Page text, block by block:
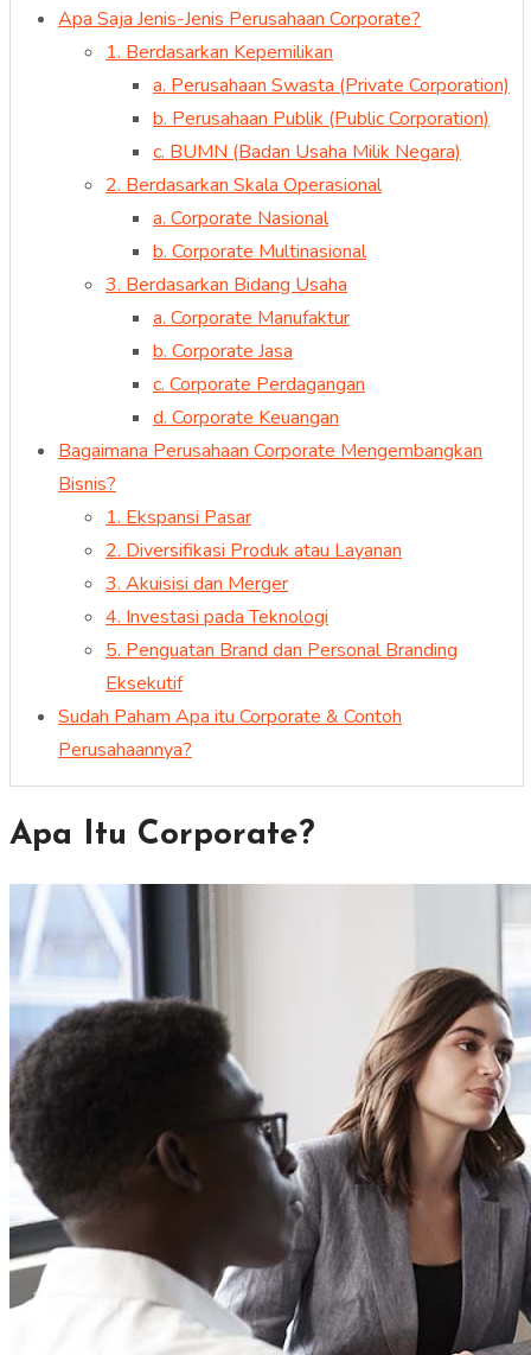
Apa Saja Jenis-Jenis Perusahaan Corporate?
1. Berdasarkan Kepemilikan
a. Perusahaan Swasta (Private Corporation)
b. Perusahaan Publik (Public Corporation)
c. BUMN (Badan Usaha Milik Negara)
2. Berdasarkan Skala Operasional
a. Corporate Nasional
b. Corporate Multinasional
3. Berdasarkan Bidang Usaha
a. Corporate Manufaktur
b. Corporate Jasa
c. Corporate Perdagangan
d. Corporate Keuangan
Bagaimana Perusahaan Corporate Mengembangkan
Bisnis?
1. Ekspansi Pasar
2. Diversifikasi Produk atau Layanan
3. Akuisisi dan Merger
4. Investasi pada Teknologi
5. Penguatan Brand dan Personal Branding
Eksekutif
Sudah Paham Apa itu Corporate & Contoh
Perusahaannya?
Apa Itu Corporate?